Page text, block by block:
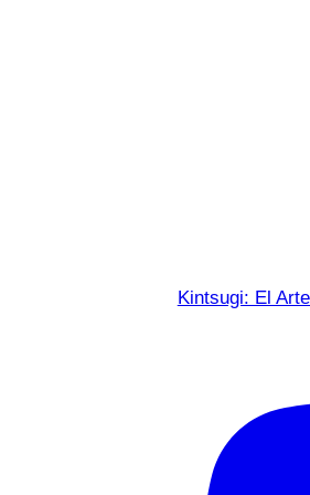
Kintsugi: El